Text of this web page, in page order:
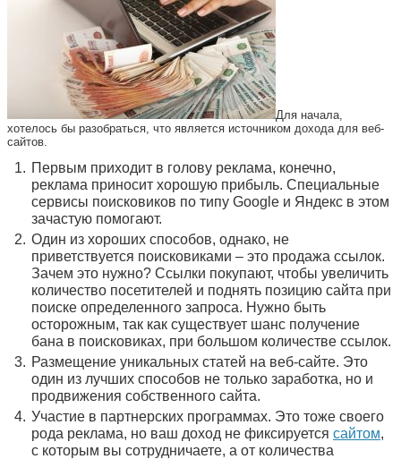
Для начала,
хотелось бы разобраться, что является источником дохода для веб-
сайтов.
Первым приходит в голову реклама, конечно,
реклама приносит хорошую прибыль. Специальные
сервисы поисковиков по типу Google и Яндекс в этом
зачастую помогают.
Один из хороших способов, однако, не
приветствуется поисковиками – это продажа ссылок.
Зачем это нужно? Ссылки покупают, чтобы увеличить
количество посетителей и поднять позицию сайта при
поиске определенного запроса. Нужно быть
осторожным, так как существует шанс получение
бана в поисковиках, при большом количестве ссылок.
Размещение уникальных статей на веб-сайте. Это
один из лучших способов не только заработка, но и
продвижения собственного сайта.
Участие в партнерских программах. Это тоже своего
рода реклама, но ваш доход не фиксируется сайтом,
с которым вы сотрудничаете, а от количества